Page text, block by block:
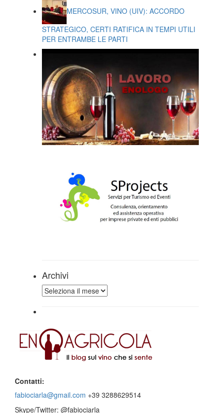
MERCOSUR, VINO (UIV): ACCORDO
STRATEGICO, CERTI RATIFICA IN TEMPI UTILI
PER ENTRAMBE LE PARTI
Archivi
Archivi
Contatti:
fabiociarla@gmail.com +39 3288629514
Skype/Twitter: @fabiociarla